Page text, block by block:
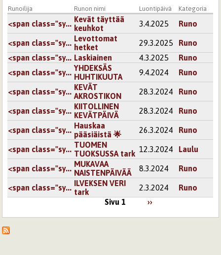
Runoilija Runon nimi Luontipäivä Kategoria
<span class="sy... Kevät täyttää
keuhkot
3.4.2025 Runo
<span class="sy... Levottomat
hetket
29.3.2025
Runo
<span class="sy... Laskiainen 4.3.2025
Runo
<span class="sy... YHDEKSÄS
HUHTIKUUTA
9.4.2024 Runo
<span class="sy... KEVÄT
AKROSTIKON
28.3.2024 Runo
<span class="sy... KIITOLLINEN
KEVÄTPÄIVÄ
28.3.2024 Runo
<span class="sy... Hauskaa
pääsiäistä 🌟
26.3.2024 Runo
<span class="sy... TUOMEN
TUOKSUSSA tark 12.3.2024 Laulu
<span class="sy... MUKAVAA
NAISTENPÄIVÄÄ
8.3.2024 Runo
<span class="sy... ILVEKSEN VERI
tark
2.3.2024
Runo
Sivu 1
››